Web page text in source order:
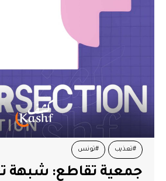
#تعذيب #تونس
جمعية تقاطع: شبهة